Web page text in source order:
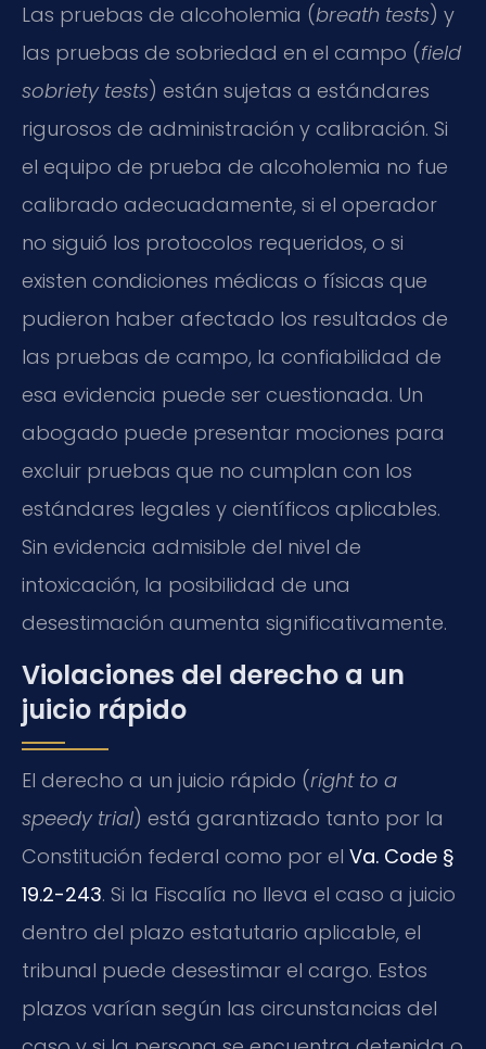
Las pruebas de alcoholemia (breath tests) y
las pruebas de sobriedad en el campo (field
sobriety tests) están sujetas a estándares
rigurosos de administración y calibración. Si
el equipo de prueba de alcoholemia no fue
calibrado adecuadamente, si el operador
no siguió los protocolos requeridos, o si
existen condiciones médicas o físicas que
pudieron haber afectado los resultados de
las pruebas de campo, la confiabilidad de
esa evidencia puede ser cuestionada. Un
abogado puede presentar mociones para
excluir pruebas que no cumplan con los
estándares legales y científicos aplicables.
Sin evidencia admisible del nivel de
intoxicación, la posibilidad de una
desestimación aumenta significativamente.
Violaciones del derecho a un
juicio rápido
El derecho a un juicio rápido (right to a
speedy trial) está garantizado tanto por la
Constitución federal como por el Va. Code §
19.2-243. Si la Fiscalía no lleva el caso a juicio
dentro del plazo estatutario aplicable, el
tribunal puede desestimar el cargo. Estos
plazos varían según las circunstancias del